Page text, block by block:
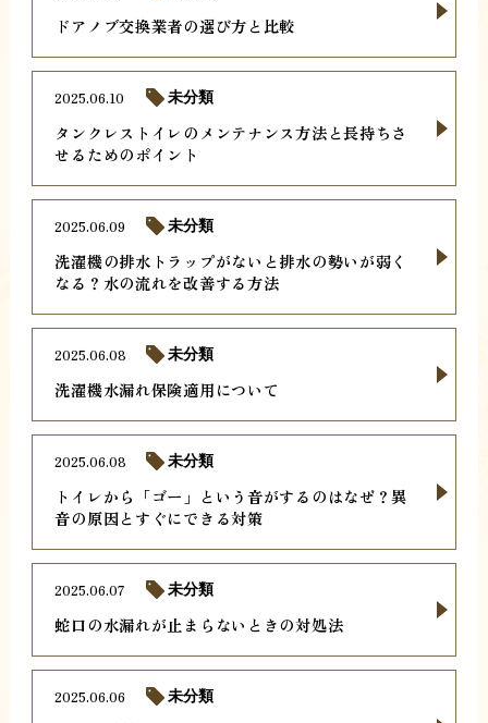
ドアノブ交換業者の選び方と比較
タンクレストイレのメンテナンス方法と長持ちさ
せるためのポイント
2025.06.10 未分類
洗濯機の排水トラップがないと排水の勢いが弱く
なる？水の流れを改善する方法
2025.06.09 未分類
洗濯機水漏れ保険適用について
2025.06.08 未分類
トイレから「ゴー」という音がするのはなぜ？異
音の原因とすぐにできる対策
2025.06.08 未分類
蛇口の水漏れが止まらないときの対処法
2025.06.07 未分類
2025.06.06 未分類